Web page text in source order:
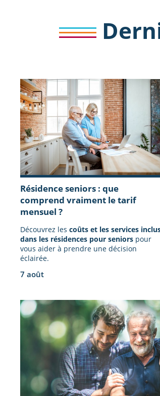
Résidence seniors : que
comprend vraiment le tarif
mensuel ?
Découvrez les coûts et les services
dans les résidences pour seniors pour
vous aider à prendre une décision
éclairée.
7 août